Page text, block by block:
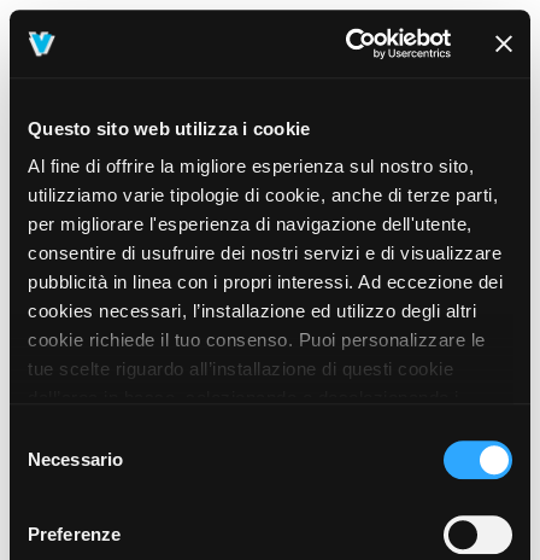
Questo sito web utilizza i cookie
Al fine di offrire la migliore esperienza sul nostro sito,
utilizziamo varie tipologie di cookie, anche di terze parti,
per migliorare l'esperienza di navigazione dell'utente,
consentire di usufruire dei nostri servizi e di visualizzare
pubblicità in linea con i propri interessi. Ad eccezione dei
cookies necessari, l’installazione ed utilizzo degli altri
cookie richiede il tuo consenso. Puoi personalizzare le
tue scelte riguardo all’installazione di questi cookie
prosegui” o decidere di accettare tutti i cookie, cliccando
sul pulsante “Accetta tutti i cookie”. Cliccando sul tasto
unicamente i cookie necessari alla navigazione. Per
delNecessario
Preferenze
404